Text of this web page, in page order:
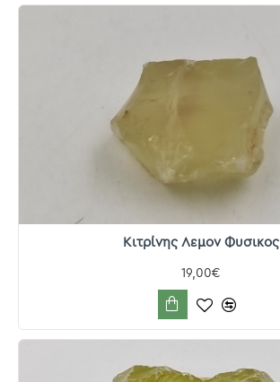
Κιτρίνης Λεμον Φυσικος
19,00€